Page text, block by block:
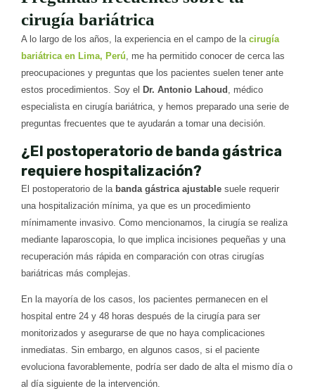
cirugía bariátrica
A lo largo de los años, la experiencia en el campo de la cirugía
bariátrica en Lima, Perú, me ha permitido conocer de cerca las
preocupaciones y preguntas que los pacientes suelen tener ante
estos procedimientos. Soy el Dr. Antonio Lahoud , médico
especialista en cirugía bariátrica, y hemos preparado una serie de
preguntas frecuentes que te ayudarán a tomar una decisión.
¿El postoperatorio de banda gástrica
requiere hospitalización?
El postoperatorio de la banda gástrica ajustable suele requerir
una hospitalización mínima, ya que es un procedimiento
mínimamente invasivo. Como mencionamos, la cirugía se realiza
mediante laparoscopia, lo que implica incisiones pequeñas y una
recuperación más rápida en comparación con otras cirugías
bariátricas más complejas.
En la mayoría de los casos, los pacientes permanecen en el
hospital entre 24 y 48 horas después de la cirugía para ser
monitorizados y asegurarse de que no haya complicaciones
inmediatas. Sin embargo, en algunos casos, si el paciente
evoluciona favorablemente, podría ser dado de alta el mismo día o
al día siguiente de la intervención.